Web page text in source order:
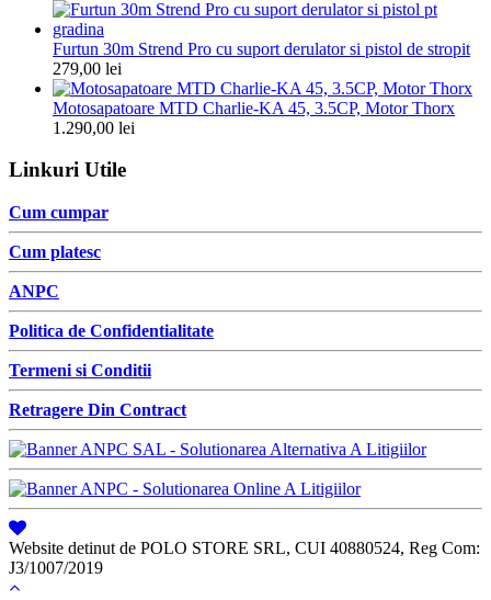
Furtun 30m Strend Pro cu suport derulator si pistol de stropit
279,00 lei
Motosapatoare MTD Charlie-KA 45, 3.5CP, Motor Thorx
1.290,00 lei
Linkuri Utile
Cum cumpar
Cum platesc
ANPC
Politica de Confidentialitate
Termeni si Conditii
Retragere Din Contract
Website detinut de POLO STORE SRL, CUI 40880524, Reg Com:
J3/1007/2019